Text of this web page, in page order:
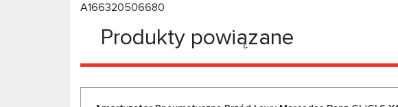
A166320506680
Produkty powiązane